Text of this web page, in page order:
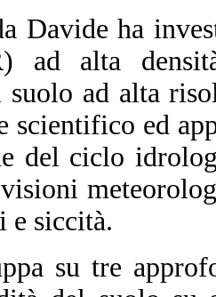
Davide ha
ad alta
ad alta
scientifico ed
del ciclo
e siccità.
su tre